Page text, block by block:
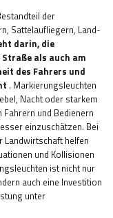
der
Sattelaufliegern, Land-
darin, die
als auch am
des Fahrers und
. Markierungsleuchten
Nacht oder starkem
Fahrern und Bedienern
einzuschätzen. Bei
Landwirtschaft helfen
und Kollisionen
ist nicht nur
auch eine Investition
unter